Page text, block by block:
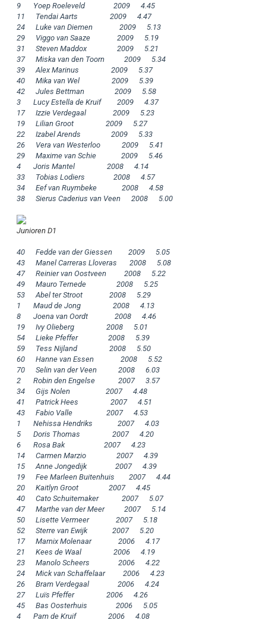
9       Yoep Roeleveld                2009      4.45
11      Tendai Aarts                  2009      4.47
24      Luke van Diemen               2009      5.13
29      Viggo van Saaze               2009      5.19
31      Steven Maddox                 2009      5.21
37      Miska van den Toorn           2009      5.34
39      Alex Marinus                  2009      5.37
40      Mika van Wel                  2009      5.39
42      Jules Bettman                 2009      5.58
3       Lucy Estella de Kruif         2009      4.37
17      Izzie Verdegaal               2009      5.23
19      Lilian Groot                  2009      5.27
22      Izabel Arends                 2009      5.33
26      Vera van Westerloo            2009      5.41
29      Maxime van Schie              2009      5.46
4       Joris Mantel                  2008      4.14
33      Tobias Lodiers                2008      4.57
34      Eef van Ruymbeke              2008      4.58
38      Sierus Caderius van Veen      2008      5.00
Junioren D1
40      Fedde van der Giessen         2009      5.05
43      Manel Carreras Lloveras       2008      5.08
47      Reinier van Oostveen          2008      5.22
49      Mauro Ternede                 2008      5.25
53      Abel ter Stroot               2008      5.29
1       Maud de Jong                  2008      4.13
8       Joena van Oordt               2008      4.46
19      Ivy Olieberg                  2008      5.01
54      Lieke Pfeffer                 2008      5.39
59      Tess Nijland                  2008      5.50
60      Hanne van Essen               2008      5.52
70      Selin van der Veen            2008      6.03
2       Robin den Engelse             2007      3.57
34      Gijs Nolen                    2007      4.48
41      Patrick Hees                  2007      4.51
43      Fabio Valle                   2007      4.53
1       Nehissa Hendriks              2007      4.03
5       Doris Thomas                  2007      4.20
6       Rosa Bak                      2007      4.23
14      Carmen Marzio                 2007      4.39
15      Anne Jongedijk                2007      4.39
19      Fee Marleen Buitenhuis        2007      4.44
20      Kaitlyn Groot                 2007      4.45
40      Cato Schuitemaker             2007      5.07
47      Marthe van der Meer           2007      5.14
50      Lisette Vermeer               2007      5.18
52      Sterre van Ewijk              2007      5.20
17      Marnix Molenaar               2006      4.17
21      Kees de Waal                  2006      4.19
23      Manolo Scheers                2006      4.22
24      Mick van Schaffelaar          2006      4.23
26      Bram Verdegaal                2006      4.24
27      Luïs Pfeffer                  2006      4.26
45      Bas Oosterhuis                2006      5.05
4       Pam de Kruif                  2006      4.08